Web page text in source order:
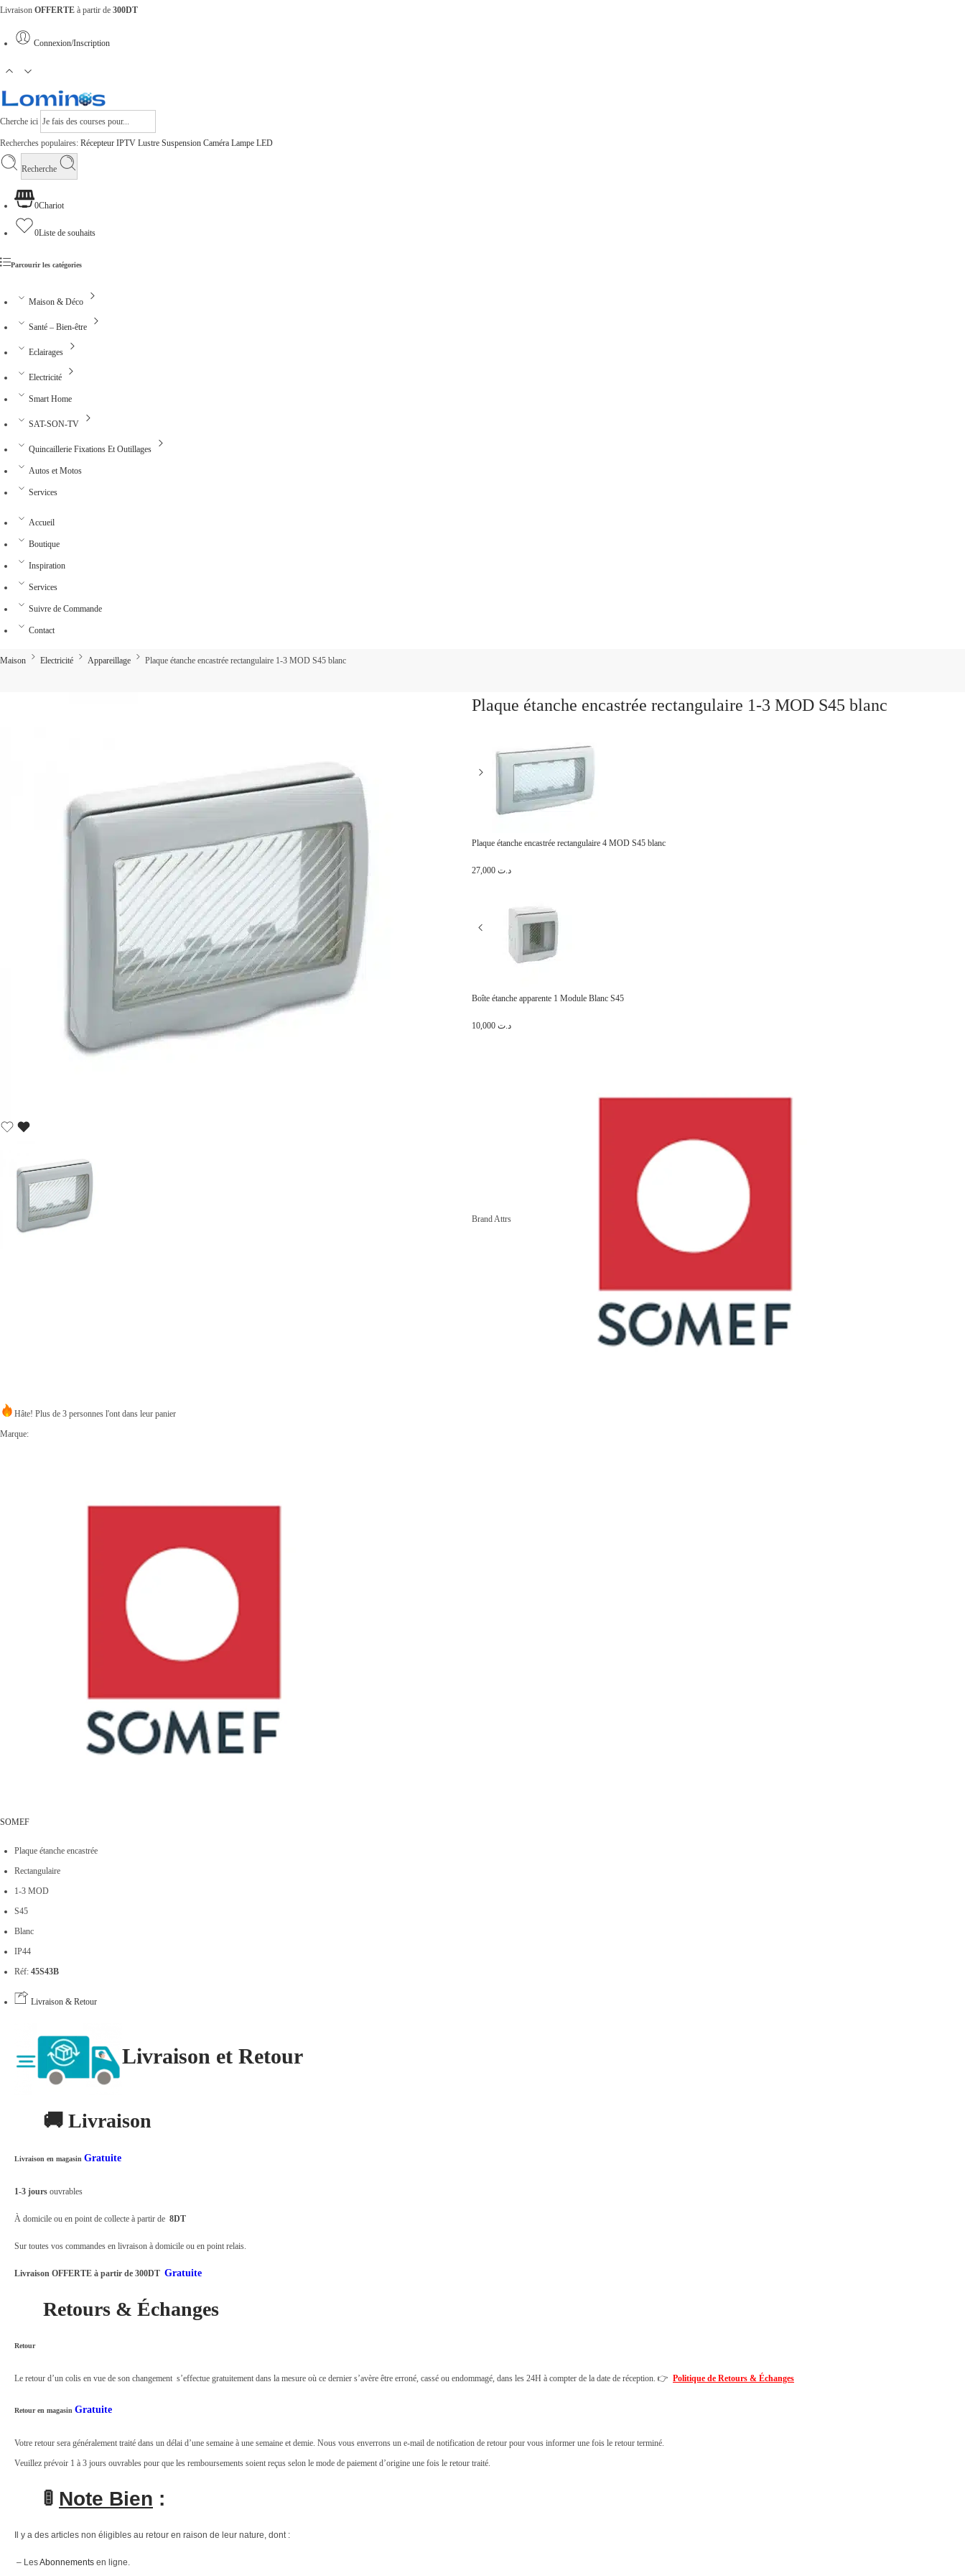
Livraison OFFERTE à partir de 300DT
Connexion/Inscription
Cherche ici
Recherches populaires: Récepteur IPTV Lustre Suspension Caméra Lampe LED
Recherche
0Chariot
0Liste de souhaits
Parcourir les catégories
Maison & Déco
Santé – Bien-être
Eclairages
Electricité
Smart Home
SAT-SON-TV
Quincaillerie Fixations Et Outillages
Autos et Motos
Services
Accueil
Boutique
Inspiration
Services
Suivre de Commande
Contact
Maison Electricité Appareillage Plaque étanche encastrée rectangulaire 1-3 MOD S45 blanc
Plaque étanche encastrée rectangulaire 1-3 MOD S45 blanc
Plaque étanche encastrée rectangulaire 4 MOD S45 blanc
د.ت
Boîte étanche apparente 1 Module Blanc S45
د.ت
Brand Attrs
Hâte! Plus de 3 personnes l'ont dans leur panier
Marque:
SOMEF
Plaque étanche encastrée
Rectangulaire
1-3 MOD
S45
Blanc
IP44
Réf: 45S43B
Livraison & Retour
Livraison et Retour
🚚 Livraison
Livraison en magasin Gratuite
1-3 jours ouvrables
À domicile ou en point de collecte à partir de 8DT
Sur toutes vos commandes en livraison à domicile ou en point relais.
Livraison OFFERTE à partir de 300DT Gratuite
Retours & Échanges
Retour
Le retour d’un colis en vue de son changement s’effectue gratuitement dans la mesure où ce dernier s’avère être erroné, cassé ou endommagé, dans les 24H à compter de la date de réception. 👉 Politique de Retours & Échanges
Retour en magasin Gratuite
Votre retour sera généralement traité dans un délai d’une semaine à une semaine et demie. Nous vous enverrons un e-mail de notification de retour pour vous informer une fois le retour terminé.
Veuillez prévoir 1 à 3 jours ouvrables pour que les remboursements soient reçus selon le mode de paiement d’origine une fois le retour traité.
🚦 Note Bien :
Il y a des articles non éligibles au retour en raison de leur nature, dont :
– LesAbonnements en ligne.